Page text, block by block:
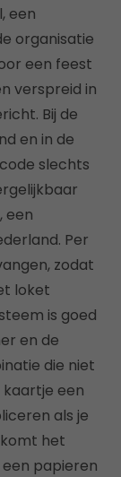
een
organisatie
een feest
verspreid in
Bij de
en in de
slechts
een
Per
zodat
loket
is goed
en de
die niet
kaartje een
als je
het
papieren